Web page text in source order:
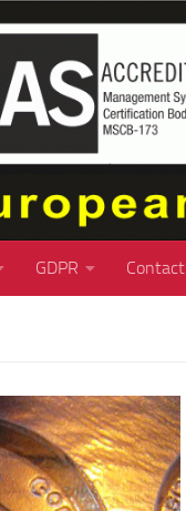
GDPR Contact